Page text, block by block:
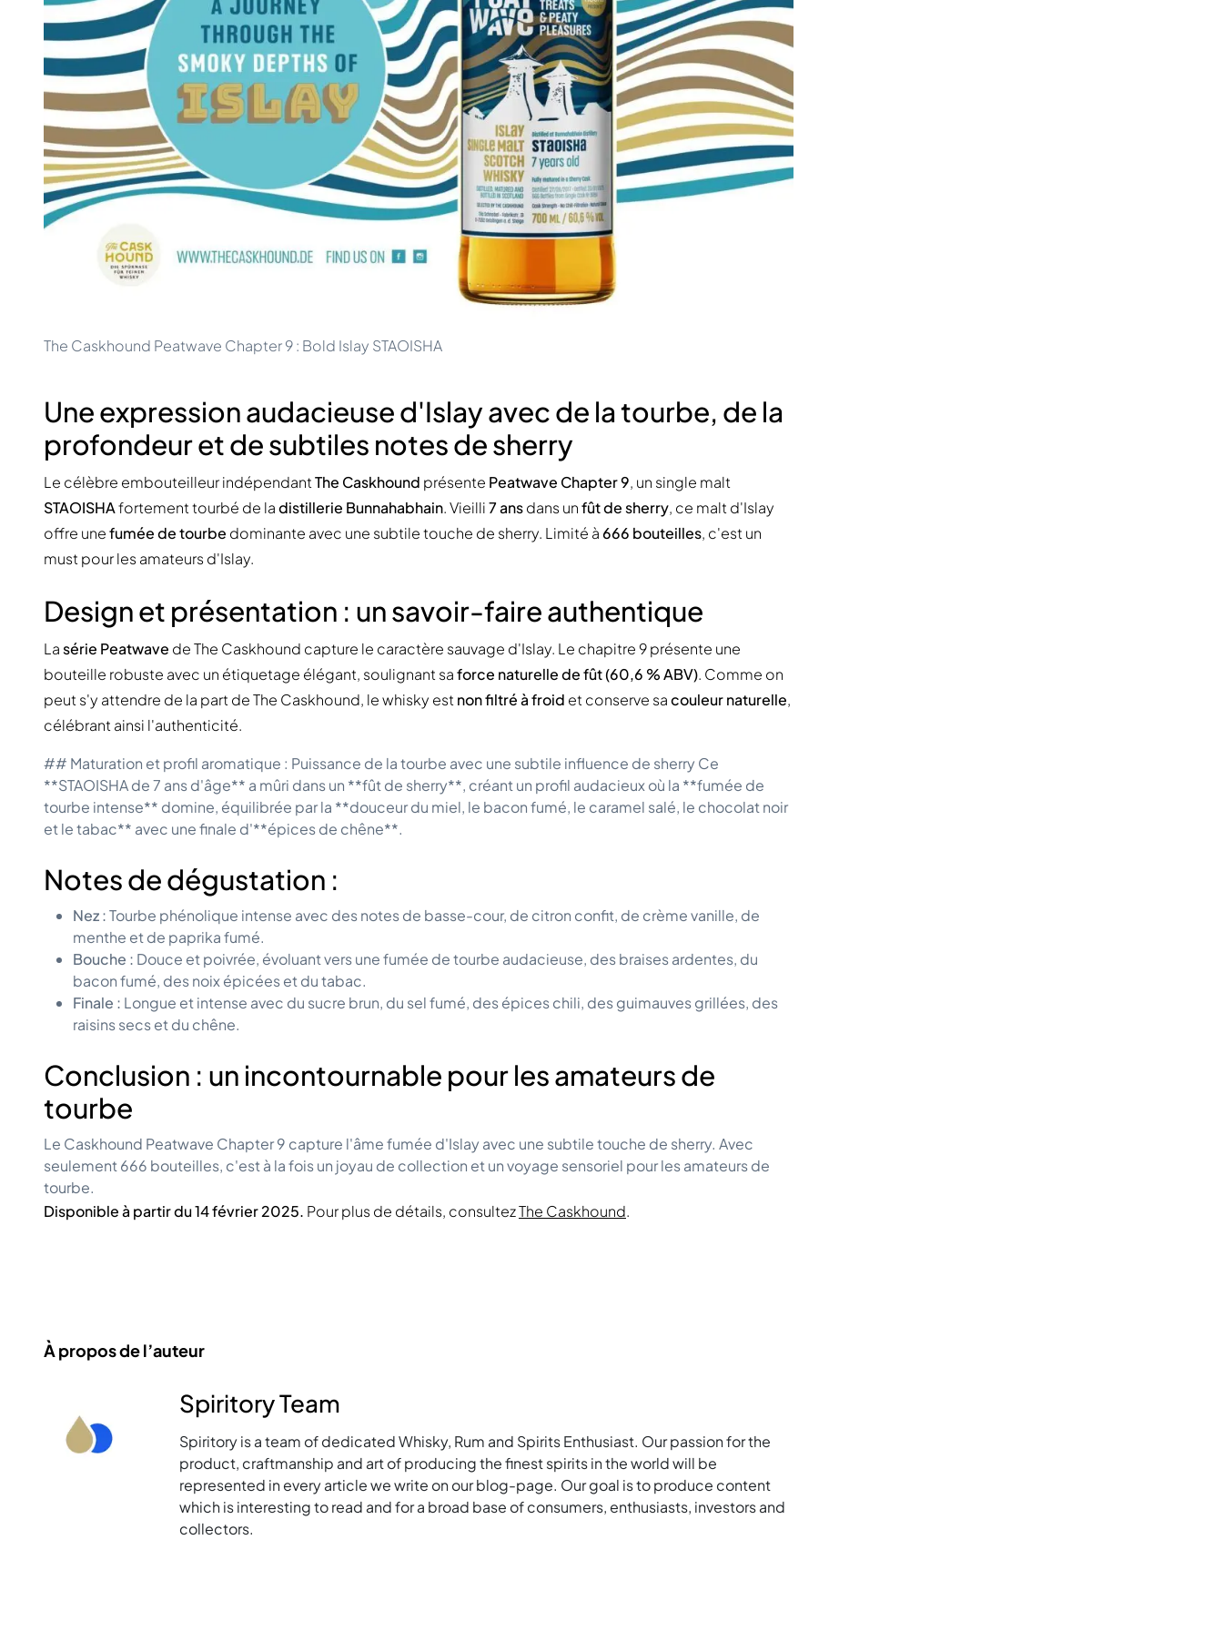
200-500€
Prochaines Sorties
Collections
Favoris des Clients
Rare & de Collection
Éditions Limitées
Distillerie Fermée
Whisky Fumé
Whisky Doux
Diplomatico
Don Julio
Gin Mare
Mangabeiras
Hennessy
Remy Martin
Ron Zacapa
The Caskhound Peatwave Chapter 9 : Bold Islay STAOISHA
Une expression audacieuse d'Islay avec de la tourbe, de la
profondeur et de subtiles notes de sherry
Le célèbre embouteilleur indépendantThe Caskhound présente Peatwave Chapter 9, un single malt
STAOISHAfortement tourbé de ladistillerie Bunnahabhain. Vieilli7 ansdans unfût de sherry, ce malt d'Islay
offre unefumée de tourbe dominante avec une subtile touche de sherry. Limité à 666 bouteilles, c'est un
must pour les amateurs d'Islay.
Design et présentation : un savoir-faire authentique
Lasérie Peatwave de The Caskhound capture le caractère sauvage d'Islay. Le chapitre 9 présente une
bouteille robuste avec un étiquetage élégant, soulignant saforce naturelle de fût (60,6 % ABV). Comme on
peut s'y attendre de la part de The Caskhound, le whisky est non filtré à froid et conserve sacouleur naturelle,
célébrant ainsi l'authenticité.
## Maturation et profil aromatique : Puissance de la tourbe avec une subtile influence de sherry Ce
**STAOISHA de 7 ans d'âge** a mûri dans un **fût de sherry**, créant un profil audacieux où la **fumée de
tourbe intense** domine, équilibrée par la **douceur du miel, le bacon fumé, le caramel salé, le chocolat noir
et le tabac** avec une finale d'**épices de chêne**.
Notes de dégustation :
Nez :Tourbe phénolique intense avec des notes de basse-cour, de citron confit, de crème vanille, de
menthe et de paprika fumé.
Bouche : Douce et poivrée, évoluant vers une fumée de tourbe audacieuse, des braises ardentes, du
bacon fumé, des noix épicées et du tabac.
Finale : Longue et intense avec du sucre brun, du sel fumé, des épices chili, des guimauves grillées, des
raisins secs et du chêne.
Conclusion : un incontournable pour les amateurs de
tourbe
Le Caskhound Peatwave Chapter 9 capture l'âme fumée d'Islay avec une subtile touche de sherry. Avec
seulement 666 bouteilles, c'est à la fois un joyau de collection et un voyage sensoriel pour les amateurs de
tourbe.
Disponible à partir du 14 février 2025. Pour plus de détails, consultezThe Caskhound.
À propos de l’auteur
Spiritory Team
Spiritory is a team of dedicated Whisky, Rum and Spirits Enthusiast. Our passion for the
product, craftmanship and art of producing the finest spirits in the world will be
represented in every article we write on our blog-page. Our goal is to produce content
which is interesting to read and for a broad base of consumers, enthusiasts, investors and
collectors.